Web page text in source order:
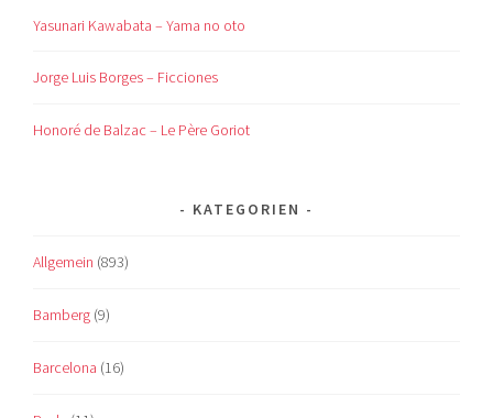
Yasunari Kawabata – Yama no oto
Jorge Luis Borges – Ficciones
Honoré de Balzac – Le Père Goriot
KATEGORIEN
Allgemein (893)
Bamberg (9)
Barcelona (16)